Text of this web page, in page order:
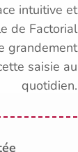
intuitive et
de Factorial
grandement
saisie au
quotidien.